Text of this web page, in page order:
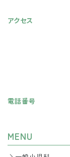
アクセス
電話番号
MENU